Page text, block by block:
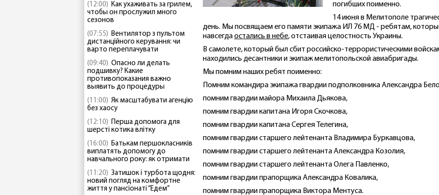
(12:00) Как ухаживать за грилем,
чтобы он прослужил много
сезонов
(07:55) Вентилятор з пультом
дистанційного керування: чи
варто переплачувати
(09:40) Опасно ли делать
подшивку? Какие
противопоказания важно
выявить до процедуры
(11:00) Як масштабувати агенцію
без хаосу
(12:10) Перша допомога для
шерсті котика влітку
(16:00) Батькам першокласників
виплатять допомогу до
навчального року: як отримати
(11:20) Затишок і турбота щодня:
новий погляд на комфортне
життя у пансіонаті “Едем”
погибших поименно.
14 июня в Мелитополе
день. Мы посвящаем его памяти экипажа ИЛ 76 МД - ребятам,
навсегдаостались в небе, отстаивая целостность Украины.
В самолете, который был сбит российско-террористическими
находились десантники и экипаж мелитопольской авиабригады.
Мы помним наших ребят поименно:
Помним командира экипажа гвардии подполковника Александра
помним гвардии майора Михаила Дьякова,
помним гвардии капитана Игоря Скочкова,
помним гвардии капитана Сергея Телегина,
помним гвардии старшего лейтенанта Владимира Буркавцова,
помним гвардии старшего лейтенанта Александра Козолия,
помним гвардии старшего лейтенанта Олега Павленко,
помним гвардии прапорщика Александра Ковалика,
помним гвардии прапорщика Виктора Ментуса.